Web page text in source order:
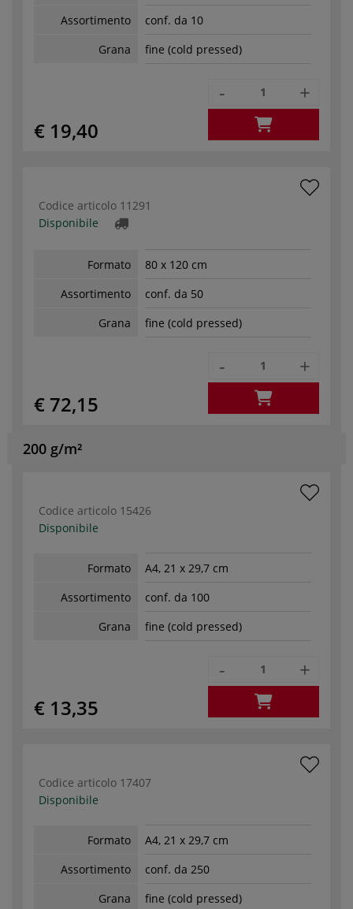
Assortimento
conf. da 10
Grana
fine (cold pressed)
€ 19,40
- +
Codice articolo 11291
Disponibile
Formato
80 x 120 cm
Assortimento
conf. da 50
Grana
fine (cold pressed)
€ 72,15
- +
200 g/m²
Codice articolo 15426
Disponibile
Formato
A4, 21 x 29,7 cm
Assortimento
conf. da 100
Grana
fine (cold pressed)
€ 13,35
- +
Codice articolo 17407
Disponibile
Formato
A4, 21 x 29,7 cm
Assortimento
conf. da 250
Grana
fine (cold pressed)